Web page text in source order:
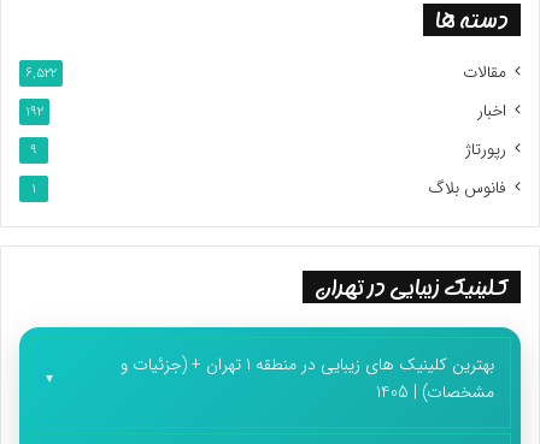
دسته ها
مقالات 6,522
اخبار 192
رپورتاژ 9
فانوس بلاگ 1
کلینیک زیبایی در تهران
بهترین کلینیک های زیبایی در منطقه 1 تهران + (جزئیات و
مشخصات) | 1405